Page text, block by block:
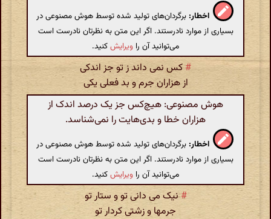
اخطار: برگردان‌های تولید شده توسط هوش مصنوعی در
بسیاری از موارد نادرستند. اگر این متن به نظرتان نادرست است
می‌توانید آن را ویرایشکنید.
#کس نمی داند ز تو جز اندکی
از هزاران جرم و بد فعلی یکی
هوش مصنوعی: هیچ‌کس جز یک درصد اندک از
هزاران خطا و بدی‌هایت را نمی‌شناسد.
اخطار: برگردان‌های تولید شده توسط هوش مصنوعی در
بسیاری از موارد نادرستند. اگر این متن به نظرتان نادرست است
می‌توانید آن را ویرایشکنید.
#نیک می دانی تو و ستار تو
جرمها و زشتی کردار تو